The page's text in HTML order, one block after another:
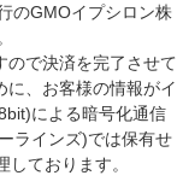
のGMOイプシロン株
ので決済を完了させて
に、お客様の情報がイ
による暗号化通信
ラインズ)では保有せ
ております。